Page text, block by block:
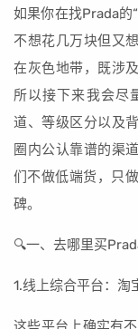
如果你在找Prada的
不想花几万块但又
在灰色地带，既涉
所以接下来我会尽
道、等级区分以及
圈内公认靠谱的渠
们不做低端货，只
碑。
🔍一、去哪里买
1.线上综合平台：淘